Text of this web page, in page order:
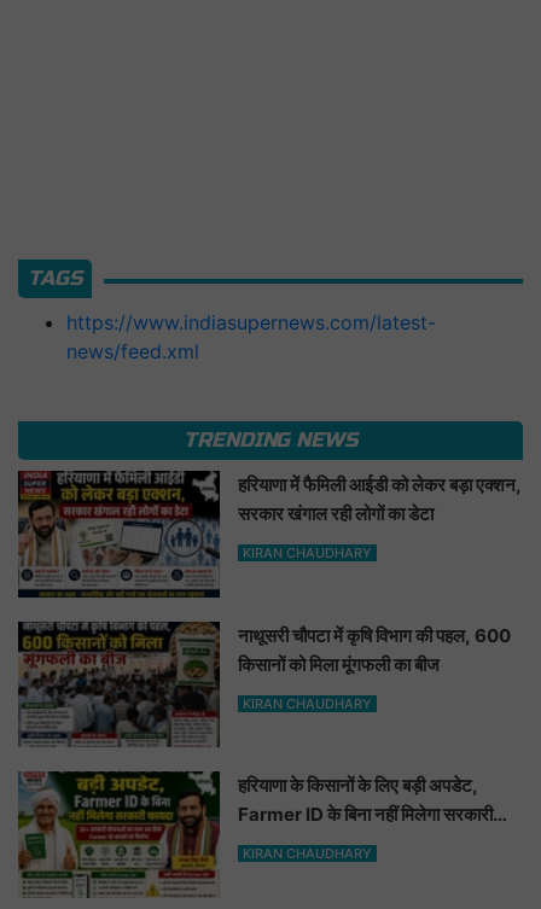
TAGS
https://www.indiasupernews.com/latest-
news/feed.xml
TRENDING NEWS
हरियाणा में फैमिली आईडी को लेकर बड़ा एक्शन,
सरकार खंगाल रही लोगों का डेटा
KIRAN CHAUDHARY
नाथूसरी चौपटा में कृषि विभाग की पहल, 600
किसानों को मिला मूंगफली का बीज
KIRAN CHAUDHARY
हरियाणा के किसानों के लिए बड़ी अपडेट,
Farmer ID के बिना नहीं मिलेगा सरकारी
फायदा
KIRAN CHAUDHARY